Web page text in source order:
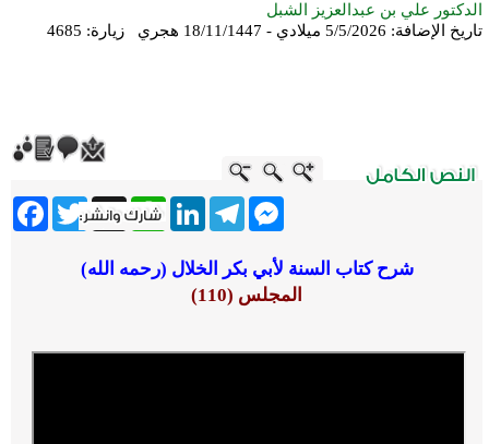
الدكتور علي بن عبدالعزيز الشبل
تاريخ الإضافة: 5/5/2026 ميلادي - 18/11/1447 هجري زيارة: 4685
Twitter X
WhatsApp
LinkedInTelegram
Messenger
شرح كتاب السنة لأبي بكر الخلال (رحمه الله)
المجلس (110)